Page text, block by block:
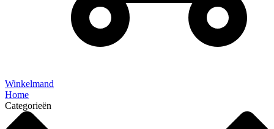
Winkelmand
Home
Categorieën